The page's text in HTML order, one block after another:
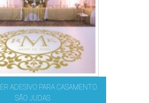
ADESIVO PARA CASAMENTO
SÃO JUDAS